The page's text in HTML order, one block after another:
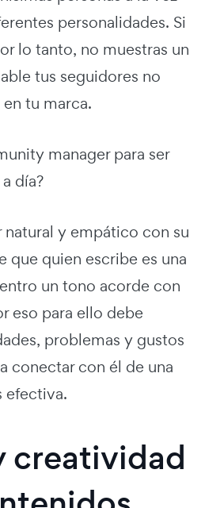
personalidades. Si
lo tanto, no muestras un
tus seguidores no
tu marca.
manager para ser
día?
natural y empático con su
que quien escribe es una
un tono acorde con
eso para ello debe
problemas y gustos
conectar con él de una
efectiva.
creatividad